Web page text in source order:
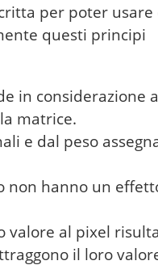
per poter usare
questi principi
in considerazione
matrice.
e dal peso
non hanno un
valore al pixel
il loro